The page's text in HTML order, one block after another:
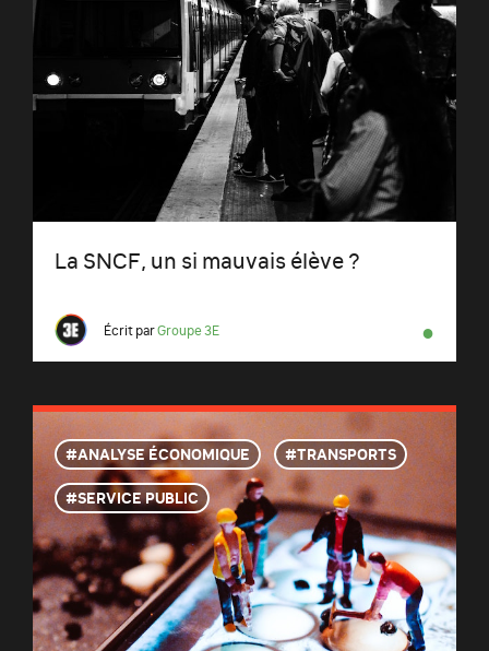
La SNCF, un si mauvais élève ?
Écrit parGroupe 3E ●
ANALYSE ÉCONOMIQUE
TRANSPORTS
SERVICE PUBLIC